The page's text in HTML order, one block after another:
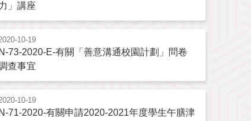
」講座
10-19
N-73-2020-E-有關「善意溝通校園計劃」問卷
查事宜
10-19
N-71-2020-有關申請2020-2021年度學生午膳津